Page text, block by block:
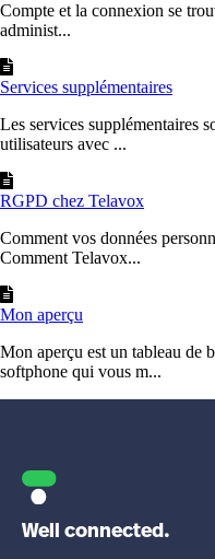
Compte et la connexion se
administ...
Services supplémentaires
Les services supplémentaires
utilisateurs avec ...
RGPD chez Telavox
Comment vos données
Comment Telavox...
Mon aperçu
Mon aperçu est un tableau de
softphone qui vous m...
Well connected.